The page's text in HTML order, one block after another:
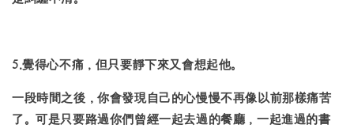
5.覺得心不痛，但只要靜下來又會想起他。
一段時間之後，你會發現自己的心慢慢不再像以前那樣痛苦
了。可是只要路過你們曾經一起去過的餐廳，一起進過的書